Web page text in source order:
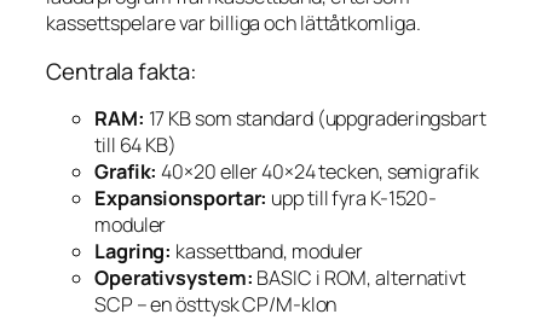
kassettspelare var billiga och lättåtkomliga.
Centrala fakta:
RAM: 17 KB som standard (uppgraderingsbart
till 64 KB)
Grafik: 40×20 eller 40×24 tecken, semigrafik
Expansionsportar: upp till fyra K-1520-
moduler
Lagring: kassettband, moduler
Operativsystem: BASIC i ROM, alternativt
SCP – en östtysk CP/M-klon